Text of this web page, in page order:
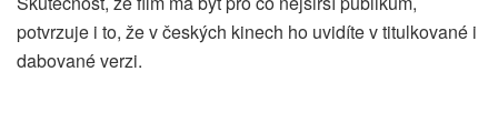
potvrzuje i to, že v českých kinech ho uvidíte v titulkované i
dabované verzi.